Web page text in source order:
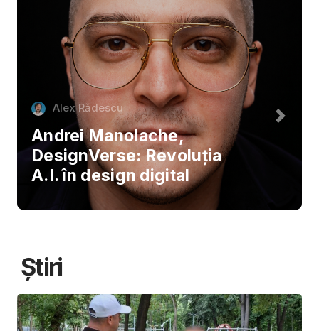
Alex Rădescu
Andrei Manolache,
DesignVerse: Revoluția
A.I. în design digital
Știri